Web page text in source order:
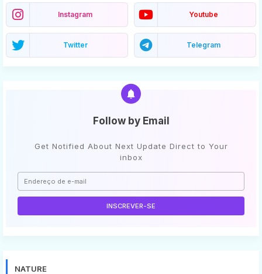
Instagram Youtube
Twitter Telegram
Follow by Email
Get Notified About Next Update Direct to Your
inbox
NATURE